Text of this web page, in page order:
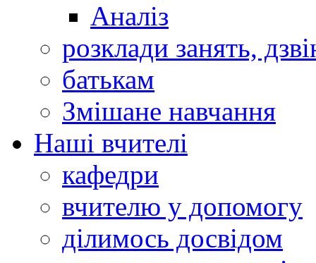
Аналіз
розклади занять,
батькам
Змішане навчання
Наші вчителі
кафедри
вчителю у допомогу
ділимось досвідом